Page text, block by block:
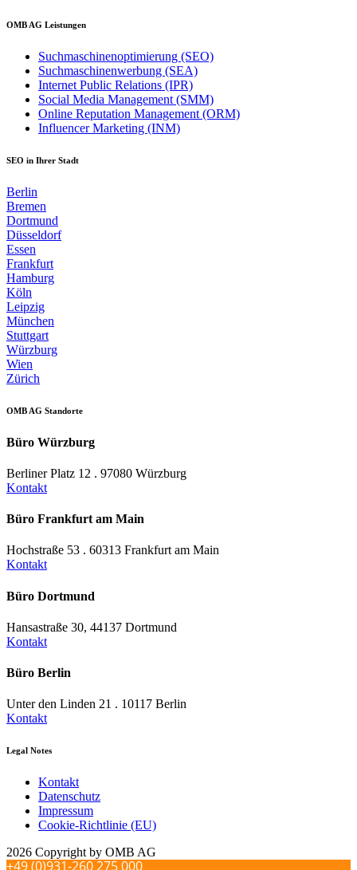
OMB AG Leistungen
Suchmaschinenoptimierung (SEO)
Suchmaschinenwerbung (SEA)
Internet Public Relations (IPR)
Social Media Management (SMM)
Online Reputation Management (ORM)
Influencer Marketing (INM)
SEO in Ihrer Stadt
Berlin
Bremen
Dortmund
Düsseldorf
Essen
Frankfurt
Hamburg
Köln
Leipzig
München
Stuttgart
Würzburg
Wien
Zürich
OMB AG Standorte
Büro Würzburg
Berliner Platz 12 . 97080 Würzburg
Kontakt
Büro Frankfurt am Main
Hochstraße 53 . 60313 Frankfurt am Main
Kontakt
Büro Dortmund
Hansastraße 30, 44137 Dortmund
Kontakt
Büro Berlin
Unter den Linden 21 . 10117 Berlin
Kontakt
Legal Notes
Kontakt
Datenschutz
Impressum
Cookie-Richtlinie (EU)
2026 Copyright by OMB AG
+49 (0)931-260 275 000